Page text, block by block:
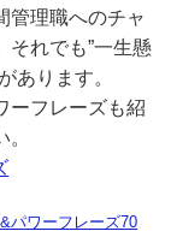
管理職へのチャ
それでも”一生懸
あります。
ーフレーズも紹
パワーフレーズ70